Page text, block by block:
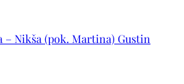
– Nikša (pok. Martina) Gustin